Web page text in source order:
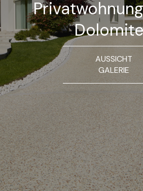
AUSSICHT
GALERIE